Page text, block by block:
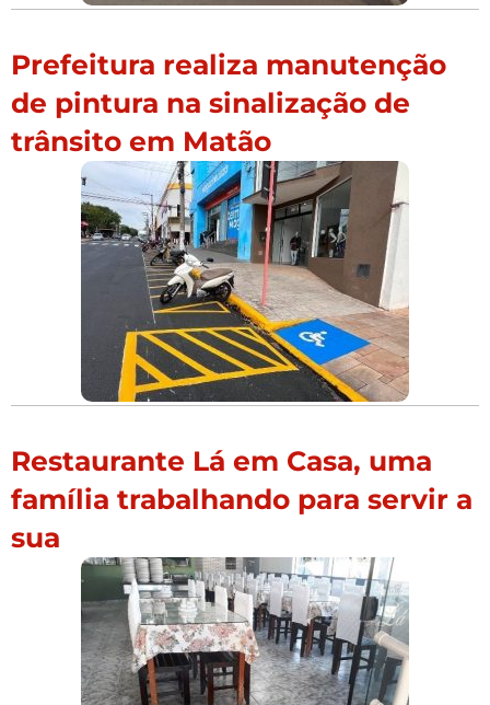
Prefeitura realiza manutenção
de pintura na sinalização de
trânsito em Matão
Restaurante Lá em Casa, uma
família trabalhando para servir a
sua